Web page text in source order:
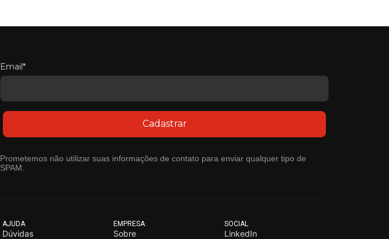
Email*
Cadastrar
Prometemos não utilizar suas informações de contato para enviar qualquer tipo de
SPAM.
AJUDA
Dúvidas
EMPRESA
Sobre
SOCIAL
LinkedIn